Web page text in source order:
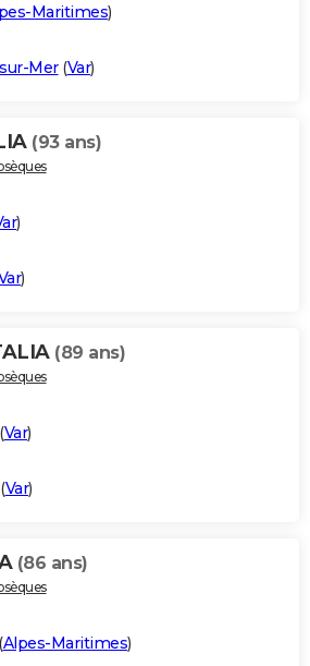
Maritimes)
Mer(Var)
(93 ans)
)
)
(89 ans)
(Var)
(Var)
(86 ans)
(Alpes-Maritimes)